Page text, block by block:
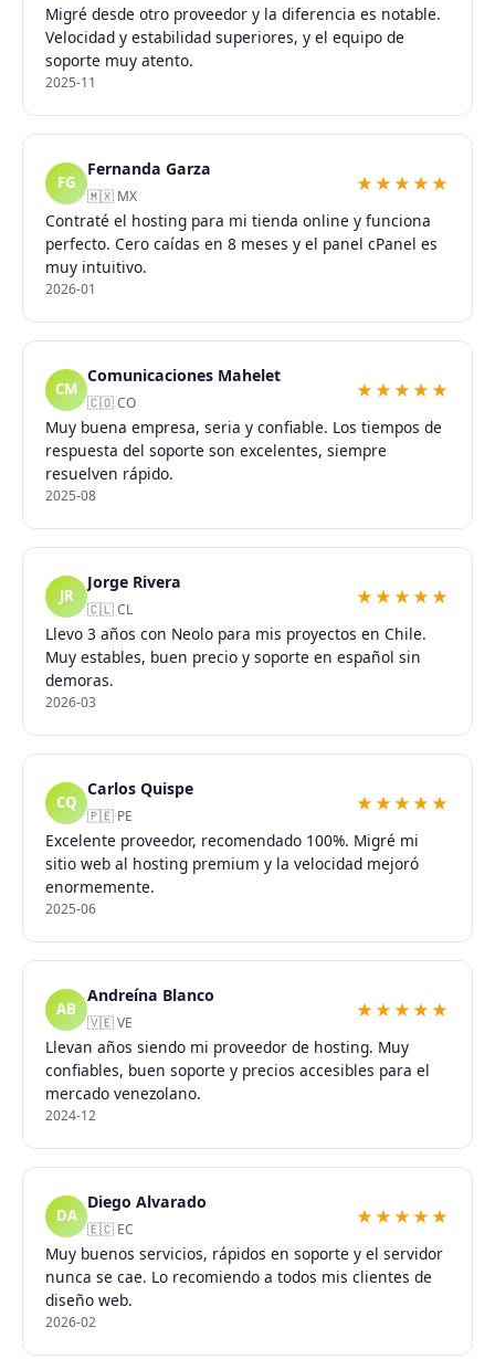
Migré desde otro proveedor y la diferencia es notable.
Velocidad y estabilidad superiores, y el equipo de
soporte muy atento.
2025-11
FG
Fernanda Garza
🇲🇽 MX
★★★★★
Contraté el hosting para mi tienda online y funciona
perfecto. Cero caídas en 8 meses y el panel cPanel es
muy intuitivo.
2026-01
CM
Comunicaciones Mahelet
🇨🇴 CO
★★★★★
Muy buena empresa, seria y confiable. Los tiempos de
respuesta del soporte son excelentes, siempre
resuelven rápido.
2025-08
JR
Jorge Rivera
🇨🇱 CL
★★★★★
Llevo 3 años con Neolo para mis proyectos en Chile.
Muy estables, buen precio y soporte en español sin
demoras.
2026-03
CQ
Carlos Quispe
🇵🇪 PE
★★★★★
Excelente proveedor, recomendado 100%. Migré mi
sitio web al hosting premium y la velocidad mejoró
enormemente.
2025-06
AB
Andreína Blanco
🇻🇪 VE
★★★★★
Llevan años siendo mi proveedor de hosting. Muy
confiables, buen soporte y precios accesibles para el
mercado venezolano.
2024-12
DA
Diego Alvarado
🇪🇨 EC
★★★★★
Muy buenos servicios, rápidos en soporte y el servidor
nunca se cae. Lo recomiendo a todos mis clientes de
diseño web.
2026-02